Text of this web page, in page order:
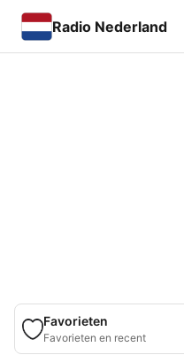
Radio Nederland
Favorieten
Favorieten en recent